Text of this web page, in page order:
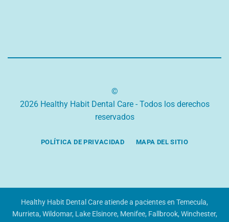
©
2026 Healthy Habit Dental Care - Todos los derechos
reservados
POLÍTICA DE PRIVACIDAD MAPA DEL SITIO
Healthy Habit Dental Care atiende a pacientes en Temecula,
Murrieta, Wildomar, Lake Elsinore, Menifee, Fallbrook, Winchester,